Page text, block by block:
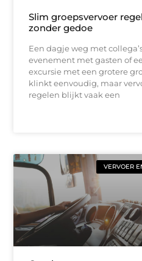
Slim groepsvervoer
zonder gedoe
Een dagje weg met
evenement met gasten of
excursie met een grotere
klinkt eenvoudig, maar
regelen blijkt vaak een
VERVOER